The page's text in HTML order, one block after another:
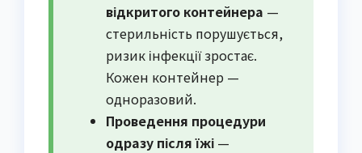
відкритого контейнера —
стерильність порушується,
ризик інфекції зростає.
Кожен контейнер —
одноразовий.
Проведення процедури
одразу після їжі —